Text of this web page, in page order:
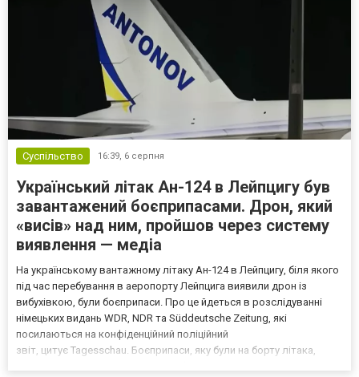
Суспільство 16:39, 6 серпня
Український літак Ан-124 в Лейпцигу був
завантажений боєприпасами. Дрон, який
«висів» над ним, пройшов через систему
виявлення — медіа
На українському вантажному літаку Ан-124 в Лейпцигу, біля якого
під час перебування в аеропорту Лейпцига виявили дрон із
вибухівкою, були боєприпаси. Про це йдеться в розслідуванні
німецьких видань WDR, NDR та Süddeutsche Zeitung, які
посилаються на конфіденційний поліційний
звіт, цитує Tagesschau. Боєприпаси, яку були на борту літака,